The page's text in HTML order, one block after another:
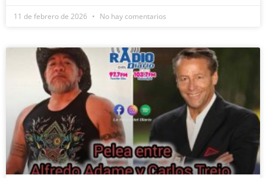
11 de febrero de 2026 No hay comentarios